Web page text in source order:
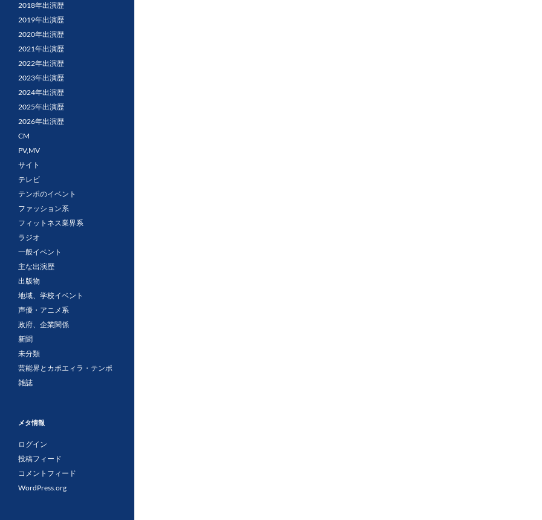
2018年出演歴
2019年出演歴
2020年出演歴
2021年出演歴
2022年出演歴
2023年出演歴
2024年出演歴
2025年出演歴
2026年出演歴
CM
PV,MV
サイト
テレビ
テンポのイベント
ファッション系
フィットネス業界系
ラジオ
一般イベント
主な出演歴
出版物
地域、学校イベント
声優・アニメ系
政府、企業関係
新聞
未分類
芸能界とカポエィラ・テンポ
雑誌
メタ情報
ログイン
投稿フィード
コメントフィード
WordPress.org